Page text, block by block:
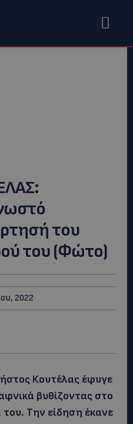
του
του (Φώτο)
2022
Κουτέλας έφυγε
βυθίζοντας στο
του. Την είδηση έκανε